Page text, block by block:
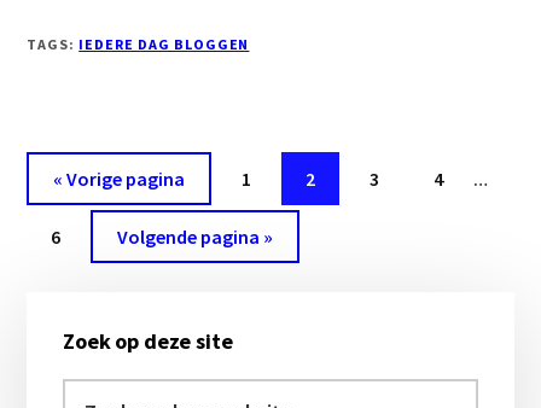
TAGS: IEDERE DAG BLOGGEN
«Ga
naar
Vorige pagina Pagina
1 Pagina
2 Pagina
3 Pagina
4 …
Pagina
6
Ga
naar
Volgende pagina »
Sidebar
Zoek op deze site